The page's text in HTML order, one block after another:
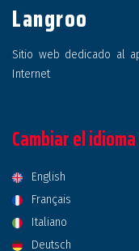
Langroo
Sitio web dedicado al
Internet
Cambiar el
English
Français
Italiano
Deutsch